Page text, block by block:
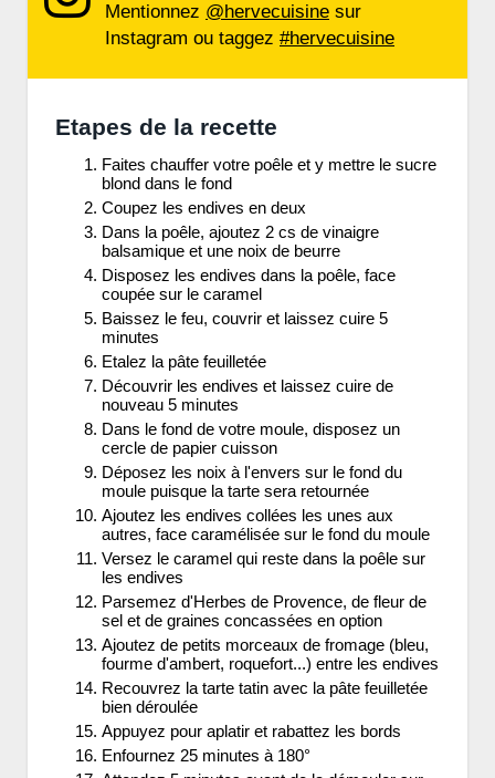
Mentionnez @hervecuisine sur
Instagram ou taggez #hervecuisine
Etapes de la recette
Faites chauffer votre poêle et y mettre le sucre
blond dans le fond
Coupez les endives en deux
Dans la poêle, ajoutez 2 cs de vinaigre
balsamique et une noix de beurre
Disposez les endives dans la poêle, face
coupée sur le caramel
Baissez le feu, couvrir et laissez cuire 5
minutes
Etalez la pâte feuilletée
Découvrir les endives et laissez cuire de
nouveau 5 minutes
Dans le fond de votre moule, disposez un
cercle de papier cuisson
Déposez les noix à l'envers sur le fond du
moule puisque la tarte sera retournée
Ajoutez les endives collées les unes aux
autres, face caramélisée sur le fond du moule
Versez le caramel qui reste dans la poêle sur
les endives
Parsemez d'Herbes de Provence, de fleur de
sel et de graines concassées en option
Ajoutez de petits morceaux de fromage (bleu,
fourme d'ambert, roquefort...) entre les endives
Recouvrez la tarte tatin avec la pâte feuilletée
bien déroulée
Appuyez pour aplatir et rabattez les bords
Enfournez 25 minutes à 180°